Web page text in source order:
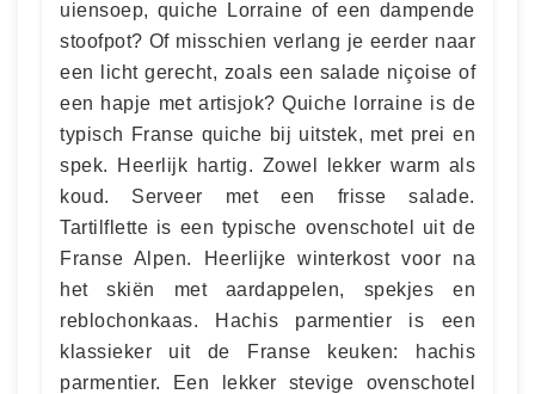
uiensoep, quiche Lorraine of een dampende
stoofpot? Of misschien verlang je eerder naar
een licht gerecht, zoals een salade niçoise of
een hapje met artisjok? Quiche lorraine is de
typisch Franse quiche bij uitstek, met prei en
spek. Heerlijk hartig. Zowel lekker warm als
koud. Serveer met een frisse salade.
Tartilflette is een typische ovenschotel uit de
Franse Alpen. Heerlijke winterkost voor na
het skiën met aardappelen, spekjes en
reblochonkaas. Hachis parmentier is een
klassieker uit de Franse keuken: hachis
parmentier. Een lekker stevige ovenschotel